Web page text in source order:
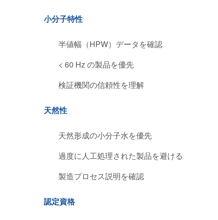
小分子特性
半値幅（HPW）データを確認
< 60 Hz の製品を優先
検証機関の信頼性を理解
天然性
天然形成の小分子水を優先
過度に人工処理された製品を避ける
製造プロセス説明を確認
認定資格